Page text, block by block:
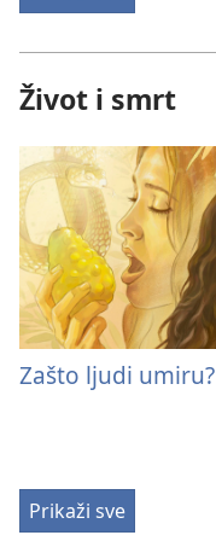
Život i smrt
Zašto ljudi umiru?
Prikaži sve